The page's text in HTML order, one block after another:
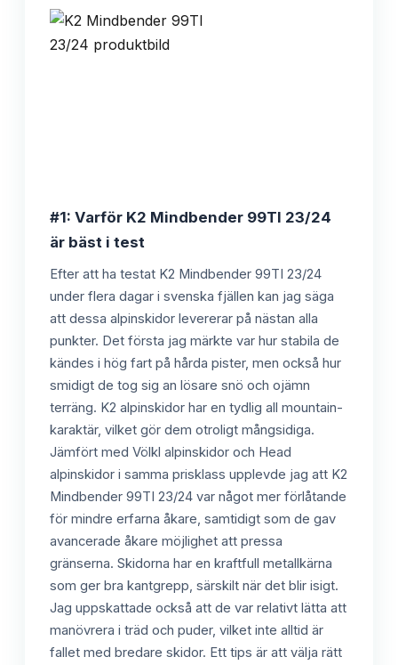
#1: Varför K2 Mindbender 99TI 23/24
är bäst i test
Efter att ha testat K2 Mindbender 99TI 23/24
under flera dagar i svenska fjällen kan jag säga
att dessa alpinskidor levererar på nästan alla
punkter. Det första jag märkte var hur stabila de
kändes i hög fart på hårda pister, men också hur
smidigt de tog sig an lösare snö och ojämn
terräng. K2 alpinskidor har en tydlig all mountain-
karaktär, vilket gör dem otroligt mångsidiga.
Jämfört med Völkl alpinskidor och Head
alpinskidor i samma prisklass upplevde jag att K2
Mindbender 99TI 23/24 var något mer förlåtande
för mindre erfarna åkare, samtidigt som de gav
avancerade åkare möjlighet att pressa
gränserna. Skidorna har en kraftfull metallkärna
som ger bra kantgrepp, särskilt när det blir isigt.
Jag uppskattade också att de var relativt lätta att
manövrera i träd och puder, vilket inte alltid är
fallet med bredare skidor. Ett tips är att välja rätt